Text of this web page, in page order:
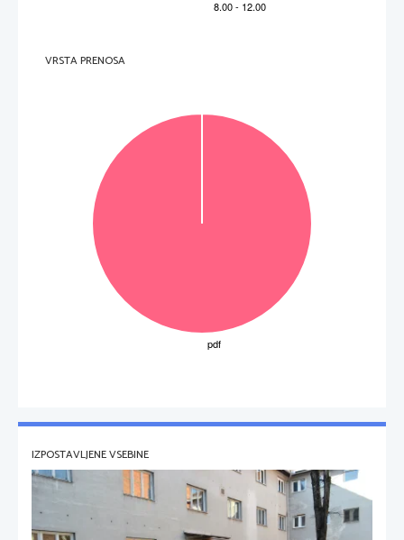
V sivo polje ne pišite
perforiran list
VRSTA PRENOSA
IZPOSTAVLJENE VSEBINE